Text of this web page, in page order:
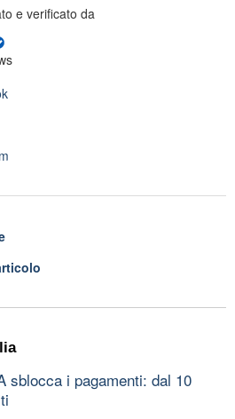
e verificato da
sblocca i pagamenti: dal 10